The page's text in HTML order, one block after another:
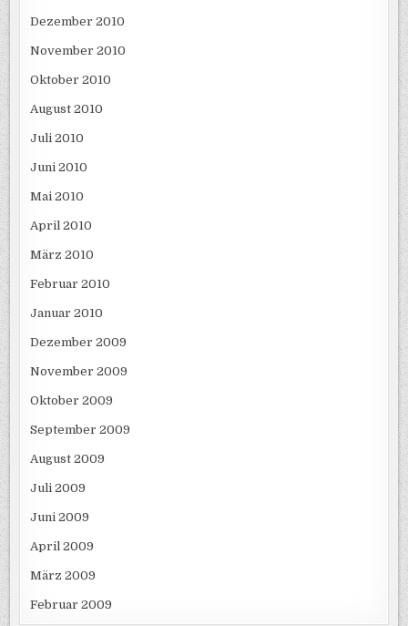
Dezember 2010
November 2010
Oktober 2010
August 2010
Juli 2010
Juni 2010
Mai 2010
April 2010
März 2010
Februar 2010
Januar 2010
Dezember 2009
November 2009
Oktober 2009
September 2009
August 2009
Juli 2009
Juni 2009
April 2009
März 2009
Februar 2009